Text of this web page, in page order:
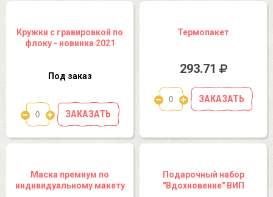
Кружки с гравировкой по
флоку - новинка 2021
Под заказ
ЗАКАЗАТЬ
Термопакет
293.71
ЗАКАЗАТЬ
Маска премиум по
индивидуальному макету
Подарочный набор
"Вдохновение" ВИП